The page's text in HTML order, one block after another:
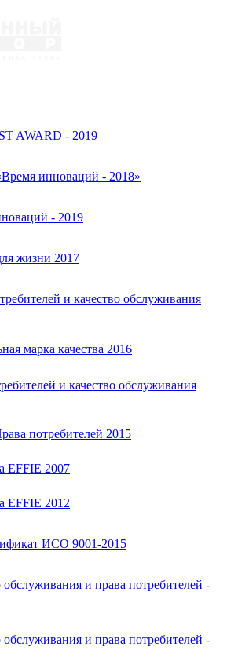
AWARD - 2019
инноваций - 2018»
- 2019
жизни 2017
и качество обслуживания
марка качества 2016
и качество обслуживания
потребителей 2015
EFFIE 2007
EFFIE 2012
ИСО 9001-2015
обслуживания и права потребителей -
обслуживания и права потребителей -